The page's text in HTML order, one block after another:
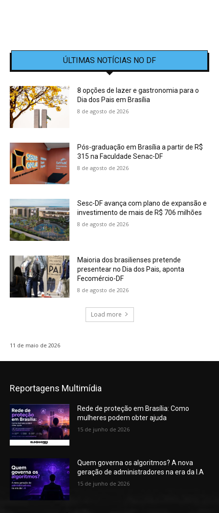
ÚLTIMAS NOTÍCIAS NO DF
8 opções de lazer e gastronomia para o
Dia dos Pais em Brasília
8 de agosto de 2026
Pós-graduação em Brasília a partir de R$
315 na Faculdade Senac-DF
8 de agosto de 2026
Sesc-DF avança com plano de expansão e
investimento de mais de R$ 706 milhões
8 de agosto de 2026
Maioria dos brasilienses pretende
presentear no Dia dos Pais, aponta
Fecomércio-DF
8 de agosto de 2026
Load more
11 de maio de 2026
Reportagens Multimídia
Rede de proteção em Brasília: Como
mulheres podem obter ajuda
15 de junho de 2026
Quem governa os algoritmos? A nova
geração de administradores na era da I.A
15 de junho de 2026